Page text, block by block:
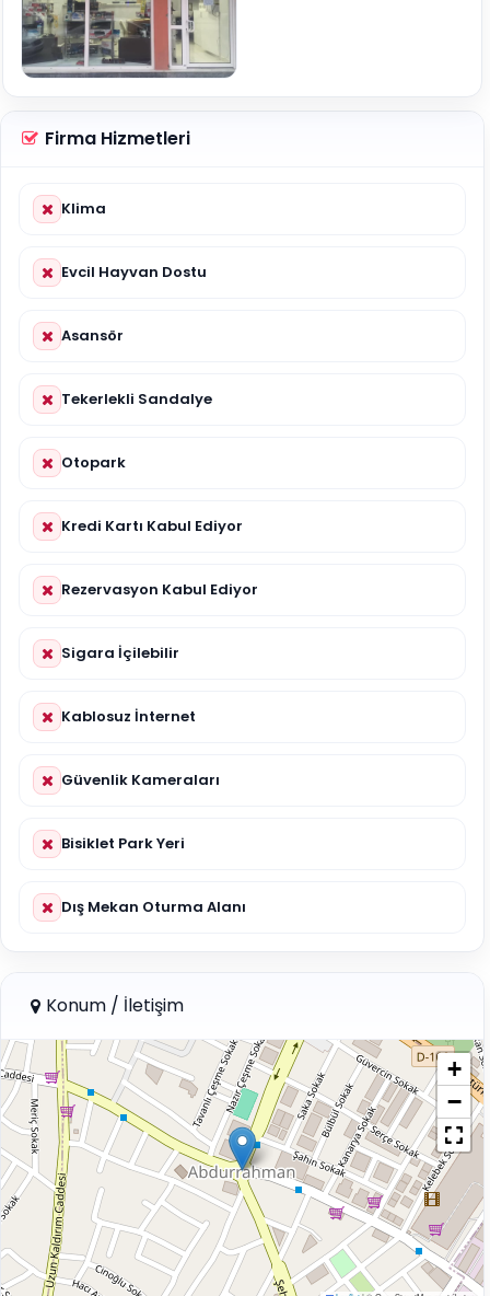
Firma Hizmetleri
Klima
Evcil Hayvan Dostu
Asansör
Tekerlekli Sandalye
Otopark
Kredi Kartı Kabul Ediyor
Rezervasyon Kabul Ediyor
Sigara İçilebilir
Kablosuz İnternet
Güvenlik Kameraları
Bisiklet Park Yeri
Dış Mekan Oturma Alanı
Konum / İletişim
+
−